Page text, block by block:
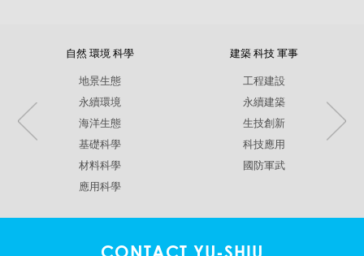
自然 環境 科學
地景生態
永續環境
海洋生態
基礎科學
材料科學
應用科學
建築 科技 軍事
工程建設
永續建築
生技創新
科技應用
國防軍武